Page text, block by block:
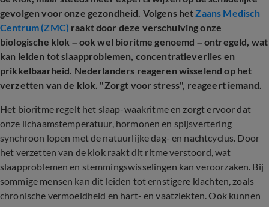
gevolgen voor onze gezondheid. Volgens hetZaans Medisch
Centrum (ZMC) raakt door deze verschuiving onze
biologische klok – ook wel bioritme genoemd – ontregeld, wat
kan leiden tot slaapproblemen, concentratieverlies en
prikkelbaarheid. Nederlanders reageren wisselend op het
verzetten van de klok. "Zorgt voor stress", reageert iemand.
Het bioritme regelt het slaap-waakritme en zorgt ervoor dat
onze lichaamstemperatuur, hormonen en spijsvertering
synchroon lopen met de natuurlijke dag- en nachtcyclus. Door
het verzetten van de klok raakt dit ritme verstoord, wat
slaapproblemen en stemmingswisselingen kan veroorzaken. Bij
sommige mensen kan dit leiden tot ernstigere klachten, zoals
chronische vermoeidheid en hart- en vaatziekten. Ook kunnen